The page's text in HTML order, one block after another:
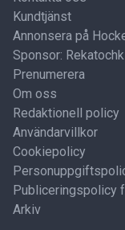
Kundtjänst
Annonsera på
Sponsor:
Prenumerera
Om oss
Redaktionell policy
Användarvillkor
Cookiepolicy
Publiceringspolicy
Arkiv